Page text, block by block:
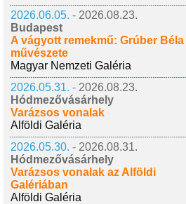
2026.06.05. - 2026.08.23.
Budapest
A vágyott remekmű: Grúber Béla
művészete
Magyar Nemzeti Galéria
2026.05.31. - 2026.08.23.
Hódmezővásárhely
Varázsos vonalak
Alföldi Galéria
2026.05.30. - 2026.08.31.
Hódmezővásárhely
Varázsos vonalak az Alföldi
Galériában
Alföldi Galéria